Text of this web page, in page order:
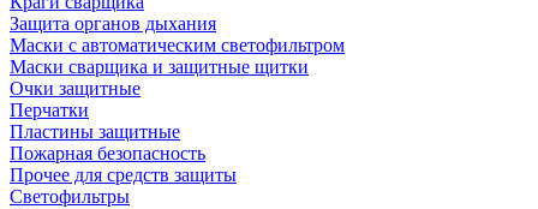
Защита органов дыхания
Маски с автоматическим светофильтром
Маски сварщика и защитные щитки
Очки защитные
Перчатки
Пластины защитные
Пожарная безопасность
Прочее для средств защиты
Светофильтры